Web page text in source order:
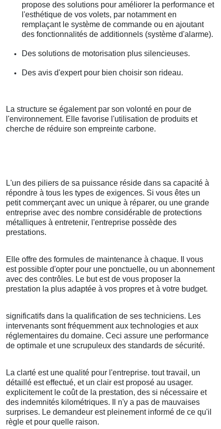
propose des solutions pour améliorer la performance et
l'esthétique de vos volets, par notamment en
remplaçant le système de commande ou en ajoutant
des fonctionnalités de additionnels (système d'alarme).
Des solutions de motorisation plus silencieuses.
Des avis d'expert pour bien choisir son rideau.
La structure se également par son volonté en pour de
l'environnement. Elle favorise l'utilisation de produits et
cherche de réduire son empreinte carbone.
L'un des piliers de sa puissance réside dans sa capacité à
répondre à tous les types de exigences. Si vous êtes un
petit commerçant avec un unique à réparer, ou une grande
entreprise avec des nombre considérable de protections
métalliques à entretenir, l'entreprise possède des
prestations.
Elle offre des formules de maintenance à chaque. Il vous
est possible d'opter pour une ponctuelle, ou un abonnement
avec des contrôles. Le but est de vous proposer la
prestation la plus adaptée à vos propres et à votre budget.
significatifs dans la qualification de ses techniciens. Les
intervenants sont fréquemment aux technologies et aux
réglementaires du domaine. Ceci assure une performance
de optimale et une scrupuleux des standards de sécurité.
La clarté est une qualité pour l'entreprise. tout travail, un
détaillé est effectué, et un clair est proposé au usager.
explicitement le coût de la prestation, des si nécessaire et
des indemnités kilométriques. Il n'y a pas de mauvaises
surprises. Le demandeur est pleinement informé de ce qu'il
règle et pour quelle raison.